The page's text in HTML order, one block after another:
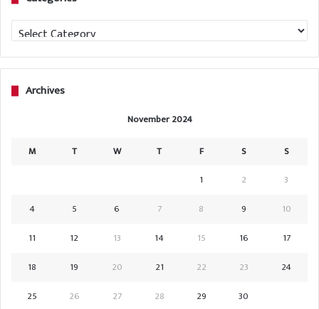
Categories
Archives
November 2024
M T W T F S
S
1
2
3
4
5 6 7 8 9
10
11
12 13 14 15 16
17
18
19 20 21 22 23
24
25
26 27 28 29 30